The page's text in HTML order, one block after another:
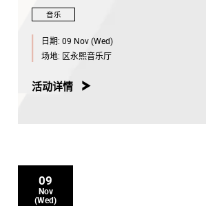
音乐
日期: 09 Nov (Wed)
场地: 区永熙音乐厅
活动详情
09
Nov
(Wed)